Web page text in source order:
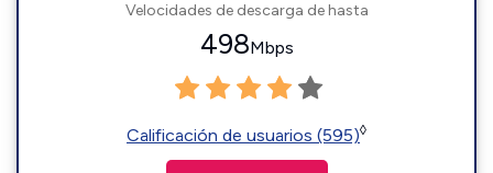
Velocidades de descarga de hasta
498Mbps
Calificación de usuarios (595)◊